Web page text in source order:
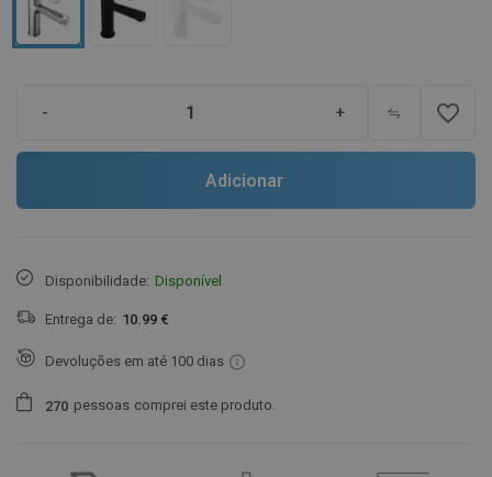
- + favorite_border
Adicionar
Disponibilidade: Disponível
Entrega de: 10.99 €
Devoluções em até 100 dias
270 pessoas comprei este produto.